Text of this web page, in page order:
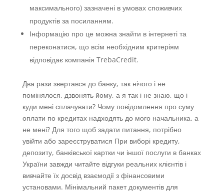
максимального) зазначені в умовах споживчих
продуктів за посиланням.
Інформацію про це можна знайти в інтернеті та
переконатися, що всім необхідним критеріям
відповідає компанія TrebaCredit.
Два рази звертався до банку, так нічого і не
помінялося, дзвонять йому, а я так і не знаю, що і
куди мені сплачувати? Чому повідомлення про суму
оплати по кредитах надходять до мого начальника, а
не мені? Для того щоб задати питання, потрібно
увійти або зареєструватися При виборі кредиту,
депозиту, банківської картки чи іншої послуги в банках
України завжди читайте відгуки реальних клієнтів і
вивчайте їх досвід взаємодії з фінансовими
установами. Мінімальний пакет документів для